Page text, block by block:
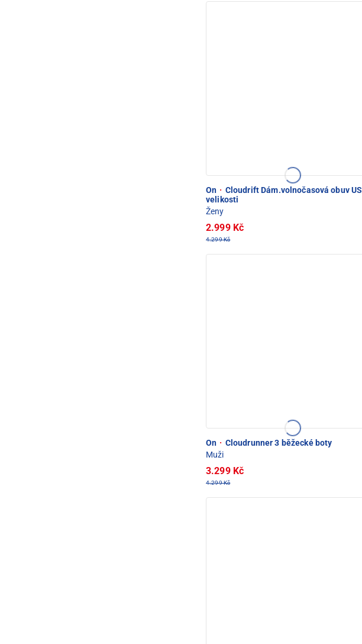
On · Cloudrift Dám.volnočasová obuv US
velikosti
Ženy
2.999 Kč
4.299 Kč
On · Cloudrunner 3 běžecké boty
Muži
3.299 Kč
4.299 Kč